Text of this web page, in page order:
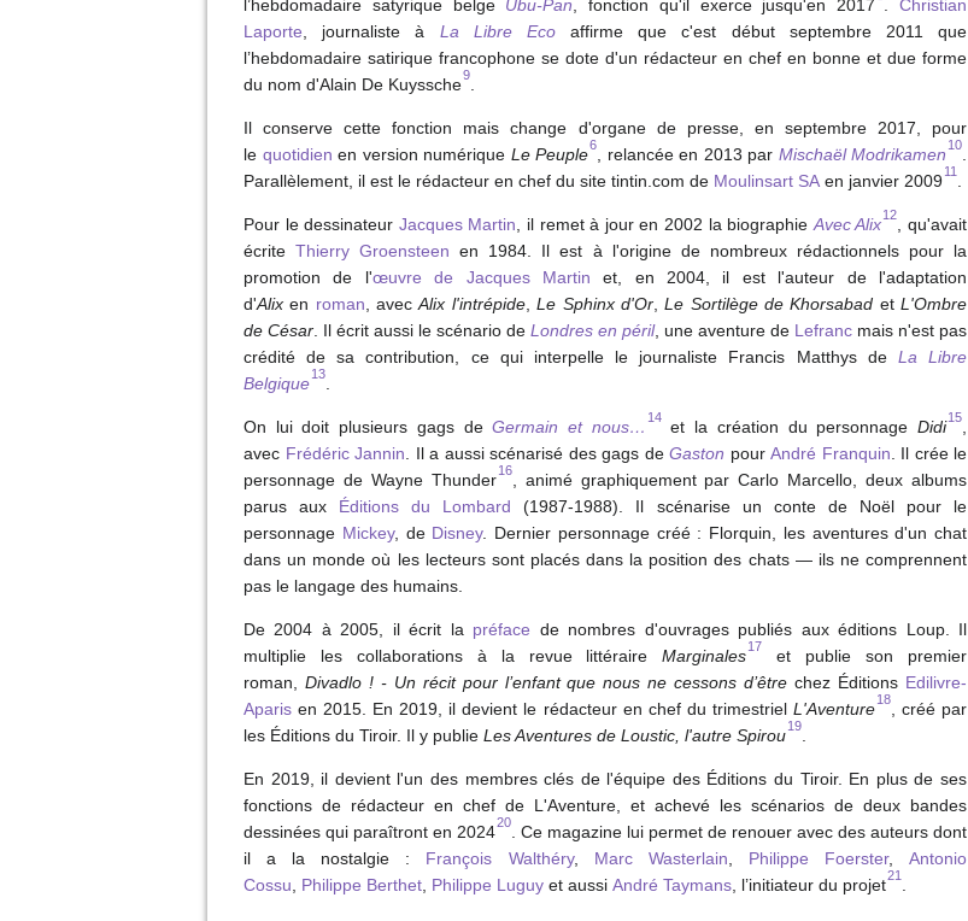
l’hebdomadaire satyrique belge Ubu-Pan , fonction qu'il exerce jusqu'en 2017
Christian
Laporte , journaliste à La Libre Eco affirme que c'est début septembre 2011
que
l’hebdomadaire satirique francophone se dote d'un rédacteur en chef en bonne et due forme
du nom d'Alain De Kuyssche9
Il conserve cette fonction mais change d'organe de presse, en septembre 2017 , pour
le quotidien en version numérique Le Peuple6 , relancée en 2013 par Mischaël Modrikamen 10
Parallèlement, il est le rédacteur en chef du site tintin.com de Moulinsart SA en janvier 200911
Pour le dessinateur Jacques Martin , il remet à jour en 2002 la biographie Avec Alix12
, qu'avait
écrite Thierry Groensteen en 1984. Il est à l'origine de nombreux rédactionnels pour la
promotion de l'œuvre de Jacques Martin
et, en 2004, il est l'auteur de l'adaptation
d'Alix en roman , avec Alix l'intrépide, Le Sphinx d'Or, Le Sortilège de Khorsabad et L'Ombre
de César . Il écrit aussi le scénario de Londres en péril, une aventure de Lefranc mais n'est pas
crédité de sa contribution, ce qui interpelle le journaliste Francis Matthys de La Libre
Belgique13
On lui doit plusieurs gags de Germain et nous… 14 et la création du personnage Didi15
avec Frédéric Jannin . Il a aussi scénarisé des gags de Gaston pour André Franquin . Il crée le
personnage de Wayne Thunder16, animé graphiquement par Carlo Marcello, deux albums
parus aux
Éditions du Lombard
(1987-1988). Il scénarise un conte de Noël pour le
personnage Mickey, de Disney. Dernier personnage créé : Florquin, les aventures d'un chat
dans un monde où les lecteurs sont placés dans la position des chats — ils ne comprennent
pas le langage des humains.
De 2004 à 2005, il écrit la préface de nombres d'ouvrages publiés aux éditions Loup. Il
multiplie les collaborations à la revue littéraire
Marginales17
et publie son premier
roman,
Divadlo ! - Un récit pour l’enfant que nous ne cessons d’être chez Éditions Edilivre-
Aparis en 2015. En 2019, il devient le rédacteur en chef du trimestriel L'Aventure18, créé par
les Éditions du Tiroir. Il y publie Les Aventures de Loustic, l'autre Spirou19
En 2019, il devient l'un des membres clés de l'équipe des Éditions du Tiroir. En plus de ses
fonctions de rédacteur en chef de L'Aventure, et achevé les scénarios de deux bandes
dessinées qui paraîtront en 202420
. Ce magazine lui permet de renouer avec des auteurs dont
il a la nostalgie :
François Walthéry, Marc Wasterlain Philippe Foerster,
Antonio
Cossu
Philippe Berthet Philippe Luguy et aussi André Taymans , l’initiateur du projet21